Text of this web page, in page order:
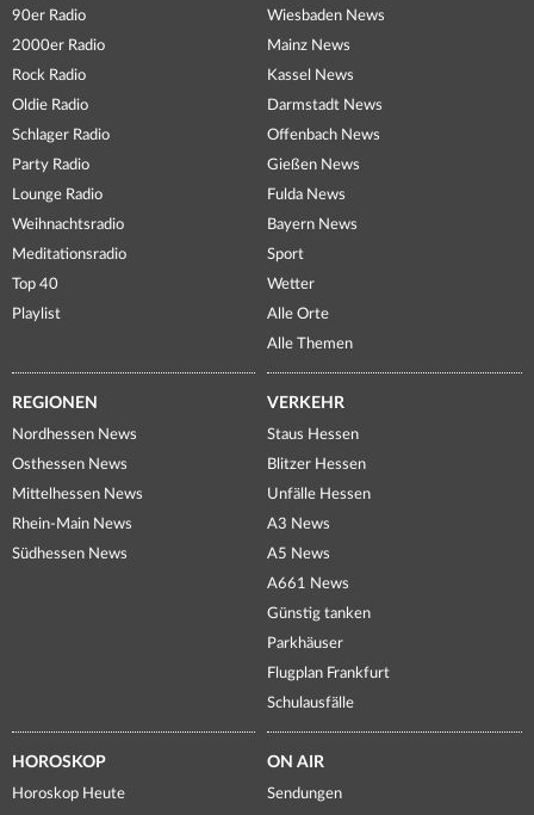
90er Radio
2000er Radio
Rock Radio
Oldie Radio
Schlager Radio
Party Radio
Lounge Radio
Weihnachtsradio
Meditationsradio
Top 40
Playlist
Wiesbaden News
Mainz News
Kassel News
Darmstadt News
Offenbach News
Gießen News
Fulda News
Bayern News
Sport
Wetter
Alle Orte
Alle Themen
REGIONEN
Nordhessen News
Osthessen News
Mittelhessen News
Rhein-Main News
Südhessen News
VERKEHR
Staus Hessen
Blitzer Hessen
Unfälle Hessen
A3 News
A5 News
A661 News
Günstig tanken
Parkhäuser
Flugplan Frankfurt
Schulausfälle
HOROSKOP
Horoskop Heute
ON AIR
Sendungen